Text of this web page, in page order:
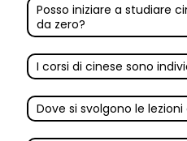
Posso iniziare a studiare
da zero?
I corsi di cinese sono
Dove si svolgono le lezioni